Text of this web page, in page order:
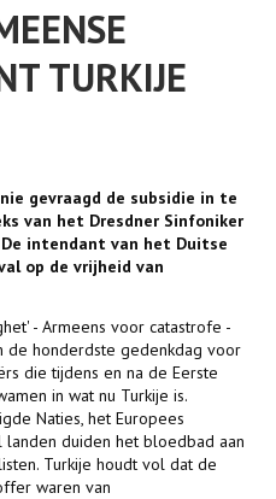
TURKIJE
gevraagd de subsidie in te
van het Dresdner Sinfoniker
De intendant van het Duitse
op de vrijheid van
- Armeens voor catastrofe -
honderdste gedenkdag voor
die tijdens en na de Eerste
in wat nu Turkije is.
Naties, het Europees
duiden het bloedbad aan
Turkije houdt vol dat de
waren van